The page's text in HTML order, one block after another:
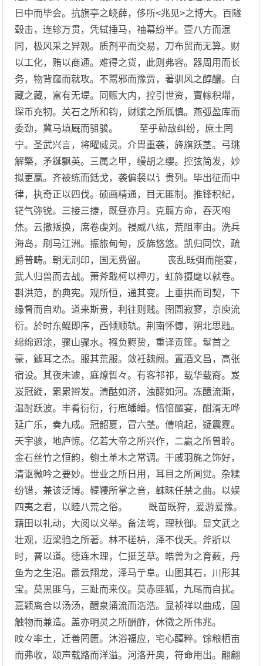
日中而毕会。抗旗亭之峣薛，侈所<兆见>之博大。百隧
毂击，连轸万贯，凭轼捶马，袖幕纷半。壹八方而混
同，极风采之异观。质剂平而交易，刀布贸而无算。财
以工化，贿以商通。难得之货，此则弗容。器周用而长
务，物背窳而就攻。不鬻邪而豫贾，著驯风之醇醲。白
藏之藏，富有无堤。同赈大内，控引世资，賨幏积墆，
琛币充牣。关石之所和钧，财赋之所厎慎。燕弧盈库而
委劲，冀马填厩而驵骏。 至乎勍敌纠纷，庶土罔
宁。圣武兴言，将曜威灵。介胄重袭，旍旗跃茎。弓珧
解檠，矛鋋飘英。三属之甲，缦胡之缨。控弦简发，妙
拟更嬴。齐被练而銛戈，袭偏裻以讠贵列。毕出征而中
律，执奇正以四伐。硕画精通，目无匪制。推锋积纪，
铓气弥锐。三接三捷，既昼亦月。克翦方命，吞灭咆
烋。云撤叛换，席卷虔刘。祲威八纮，荒阻率由。洗兵
海岛，刷马江洲。振旅甸甸，反旆悠悠。凯归同饮，疏
爵普畴。朝无刓印，国无费留。 丧乱既弭而能宴，
武人归兽而去战。萧斧戢柯以柙刃，虹旍摄麾以就卷。
斟洪范，酌典宪。观所恒，通其变。上垂拱而司契，下
缘督而自劝。道来斯贵，利往则贱。囹圄寂寥，京庾流
衍。於时东鳀即序，西倾顺轨。荆南怀憓，朔北思韪。
绵绵迥涂，骤山骤水。襁负赆贽，重译贡篚。髽首之
豪，鐻耳之杰。服其荒服。敛衽魏阙。置酒文昌，高张
宿设。其夜未遽，庭燎晢々。有客祁祁，载华载裔。岌
岌冠縰，累累辫发。清酤如济，浊醪如河。冻醴流澌，
温酎跃波。丰肴衍衍，行庖皤皤。愔愔醧宴，酣湑无哗
延广乐，奏九成。冠韶夏，冒六茎。傮响起，疑震霆。
天宇骇，地庐惊。亿若大帝之所兴作，二嬴之所曾聆。
金石丝竹之恒韵，匏土革木之常调。干戚羽旄之饰好，
清讴微吟之要妙。世业之所日用，耳目之所闻觉。杂糅
纷错，兼该泛博。鞮鞻所掌之音，韎昧任禁之曲。以娱
四夷之君，以睦八荒之俗。 既苗既狩，爰游爰豫。
藉田以礼动，大阅以义举。备法驾，理秋御。显文武之
壮观，迈梁驺之所著。林不槎枿，泽不伐夭。斧斨以
时，罾以道。德连木理，仁挺芝草。皓兽为之育薮，丹
鱼为之生沼。矞云翔龙，泽马亍阜。山图其石，川形其
宝。莫黑匪乌，三趾而来仪。莫赤匪狐，九尾而自扰。
嘉颖离合以汤汤，醴泉涌流而浩浩。显祯祥以曲成，固
触物而兼造。盖亦明灵之所酬酢，休徵之所伟兆。
旼々率土，迁善罔匮。沐浴福应，宅心醰粹。馀粮栖亩
而弗收，颂声载路而洋溢。河洛开奥，符命用出。翩翩